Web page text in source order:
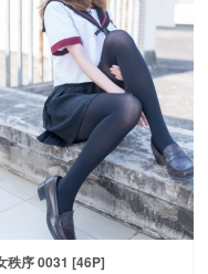
秩序 0031 [46P]